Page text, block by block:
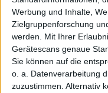
Werbung und Inhalte,
Zielgruppenforschung
werden. Mit Ihrer
Gerätescans genaue
Sie können auf die
o. a. Datenverarbeitung
zuzustimmen. Alternativ
Jahresüberschuss1
Netto-Marge %6
Cashflow
Ergebnis je Aktie 8
Dividende je Aktie8